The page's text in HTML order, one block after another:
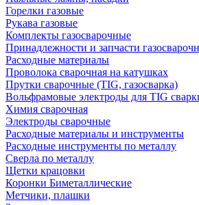
Горелки газовые
Рукава газовые
Комплекты газосварочные
Принадлежности и запчасти
Расходные материалы
Проволока сварочная на катушках
Прутки сварочные (TIG, газосварка)
Вольфрамовые электроды для TIG
Химия сварочная
Электроды сварочные
Расходные материалы и инструменты
Расходные инструменты по металлу
Сверла по металлу
Щетки крацовки
Коронки Биметаллические
Метчики, плашки